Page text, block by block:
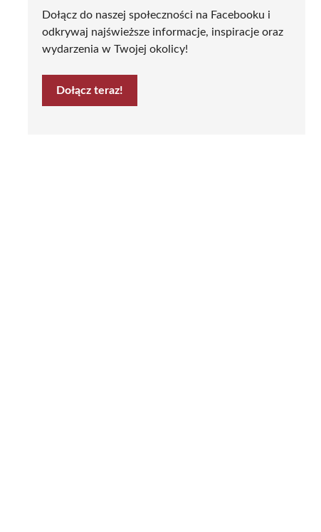
Dołącz do naszej społeczności na Facebooku i
odkrywaj najświeższe informacje, inspiracje oraz
wydarzenia w Twojej okolicy!
Dołącz teraz!